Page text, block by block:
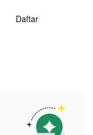
Daftar